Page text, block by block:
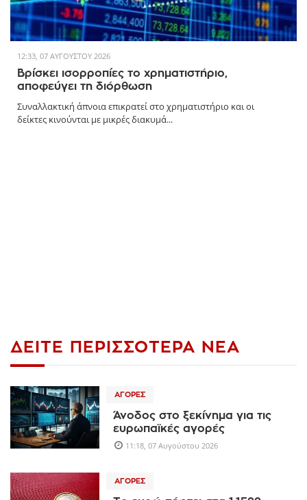
12:33, 07 ΑΥΓΟΎΣΤΟΥ 2026
Βρίσκει ισορροπίες το χρηματιστήριο,
αποφεύγει τη διόρθωση
Συναλλακτική άπνοια επικρατεί στο χρηματιστήριο και οι
δείκτες κινούνται με μικρές διακυμά...
ΔΕΊΤΕ ΠΕΡΙΣΣΌΤΕΡΑ ΝΈΑ
ΑΓΟΡΈΣ
Άνοδος στο ξεκίνημα για τις
ευρωπαϊκές αγορές
11:18, 07 Αυγούστου 2026
ΑΓΟΡΈΣ